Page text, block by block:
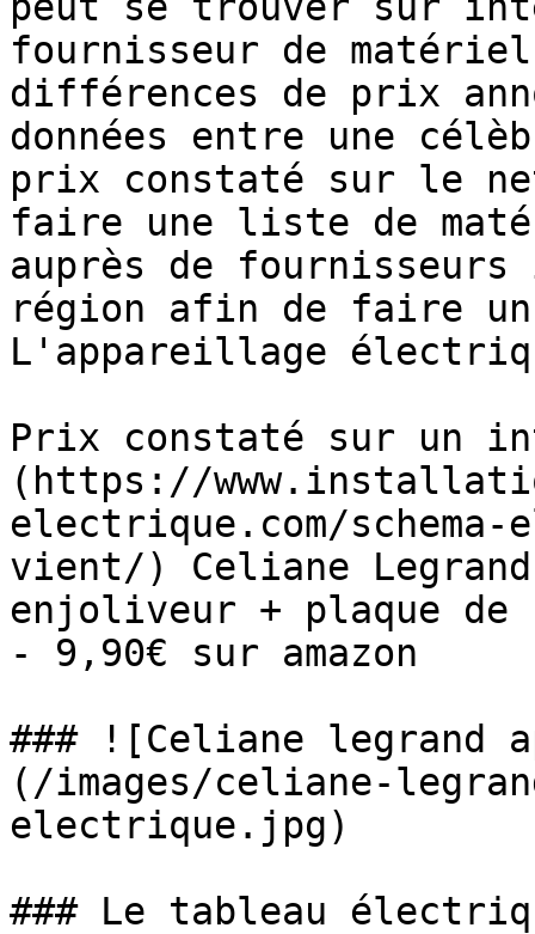
fournisseur de
différences de prix
données entre une
prix constaté sur le
faire une liste de
auprès de fournisseurs
région afin de faire
L'appareillage
Prix constaté sur un
(https://
electrique.com/
vient/) Celiane Legrand
enjoliveur + plaque
- 9,90€ sur amazon
### ![Celiane legrand
(/images/celiane-
electrique.jpg)
### Le tableau